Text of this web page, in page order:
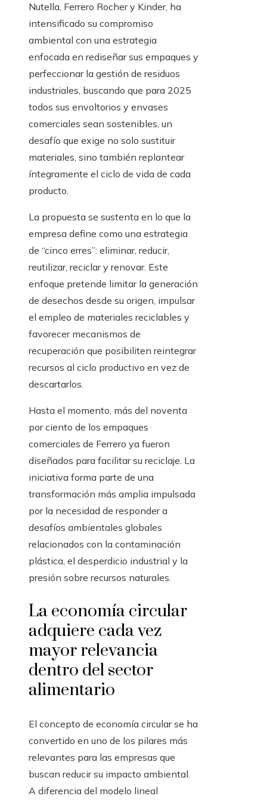
Nutella, Ferrero Rocher y Kinder, ha
intensificado su compromiso
ambiental con una estrategia
enfocada en rediseñar sus empaques y
perfeccionar la gestión de residuos
industriales, buscando que para 2025
todos sus envoltorios y envases
comerciales sean sostenibles, un
desafío que exige no solo sustituir
materiales, sino también replantear
íntegramente el ciclo de vida de cada
producto.
La propuesta se sustenta en lo que la
empresa define como una estrategia
de “cinco erres”: eliminar, reducir,
reutilizar, reciclar y renovar. Este
enfoque pretende limitar la generación
de desechos desde su origen, impulsar
el empleo de materiales reciclables y
favorecer mecanismos de
recuperación que posibiliten reintegrar
recursos al ciclo productivo en vez de
descartarlos.
Hasta el momento, más del noventa
por ciento de los empaques
comerciales de Ferrero ya fueron
diseñados para facilitar su reciclaje. La
iniciativa forma parte de una
transformación más amplia impulsada
por la necesidad de responder a
desafíos ambientales globales
relacionados con la contaminación
plástica, el desperdicio industrial y la
presión sobre recursos naturales.
La economía circular
adquiere cada vez
mayor relevancia
dentro del sector
alimentario
El concepto de economía circular se ha
convertido en uno de los pilares más
relevantes para las empresas que
buscan reducir su impacto ambiental.
A diferencia del modelo lineal